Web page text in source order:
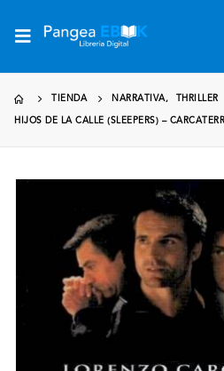
TIENDA NARRATIVA, THRILLER
HIJOS DE LA CALLE (SLEEPERS) –